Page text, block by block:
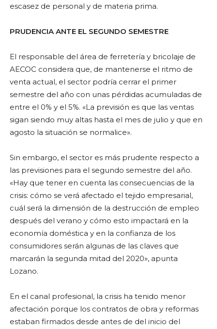
escasez de personal y de materia prima.
PRUDENCIA ANTE EL SEGUNDO SEMESTRE
El responsable del área de ferretería y bricolaje de
AECOC considera que, de mantenerse el ritmo de
venta actual, el sector podría cerrar el primer
semestre del año con unas pérdidas acumuladas de
entre el 0% y el 5%. «La previsión es que las ventas
sigan siendo muy altas hasta el mes de julio y que en
agosto la situación se normalice».
Sin embargo, el sector es más prudente respecto a
las previsiones para el segundo semestre del año.
«Hay que tener en cuenta las consecuencias de la
crisis: cómo se verá afectado el tejido empresarial,
cuál será la dimensión de la destrucción de empleo
después del verano y cómo esto impactará en la
economía doméstica y en la confianza de los
consumidores serán algunas de las claves que
marcarán la segunda mitad del 2020», apunta
Lozano.
En el canal profesional, la crisis ha tenido menor
afectación porque los contratos de obra y reformas
estaban firmados desde antes de del inicio del